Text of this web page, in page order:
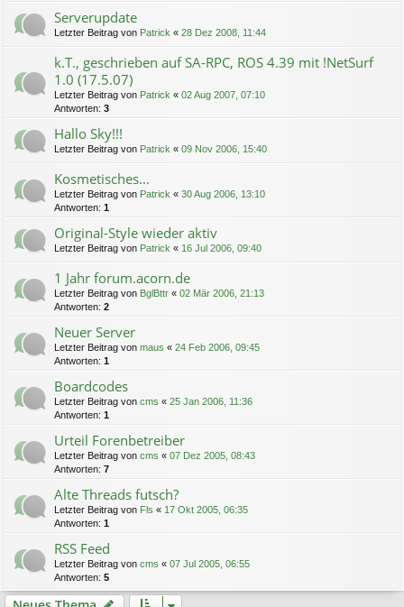
Serverupdate
Letzter Beitrag von Patrick « 28 Dez 2008, 11:44
k.T., geschrieben auf SA-RPC, ROS 4.39 mit !NetSurf
1.0 (17.5.07)
Letzter Beitrag von Patrick « 02 Aug 2007, 07:10
Antworten: 3
Hallo Sky!!!
Letzter Beitrag von Patrick « 09 Nov 2006, 15:40
Kosmetisches...
Letzter Beitrag von Patrick « 30 Aug 2006, 13:10
Antworten: 1
Original-Style wieder aktiv
Letzter Beitrag von Patrick « 16 Jul 2006, 09:40
1 Jahr forum.acorn.de
Letzter Beitrag von BglBttr « 02 Mär 2006, 21:13
Antworten: 2
Neuer Server
Letzter Beitrag von maus « 24 Feb 2006, 09:45
Antworten: 1
Boardcodes
Letzter Beitrag von cms « 25 Jan 2006, 11:36
Antworten: 1
Urteil Forenbetreiber
Letzter Beitrag von cms « 07 Dez 2005, 08:43
Antworten: 7
Alte Threads futsch?
Letzter Beitrag von Fls « 17 Okt 2005, 06:35
Antworten: 1
RSS Feed
Letzter Beitrag von cms « 07 Jul 2005, 06:55
Antworten: 5